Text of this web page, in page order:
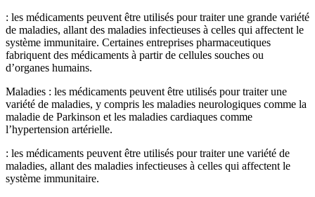
: les médicaments peuvent être utilisés pour traiter une grande variété
de maladies, allant des maladies infectieuses à celles qui affectent le
système immunitaire. Certaines entreprises pharmaceutiques
fabriquent des médicaments à partir de cellules souches ou
d’organes humains.
Maladies : les médicaments peuvent être utilisés pour traiter une
variété de maladies, y compris les maladies neurologiques comme la
maladie de Parkinson et les maladies cardiaques comme
l’hypertension artérielle.
: les médicaments peuvent être utilisés pour traiter une variété de
maladies, allant des maladies infectieuses à celles qui affectent le
système immunitaire.